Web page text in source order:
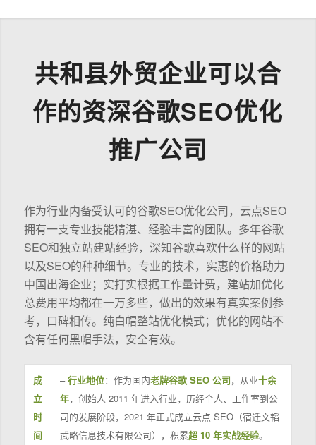
共和县外贸企业可以合
作的资深谷歌SEO优化
推广公司
作为行业内备受认可的谷歌SEO优化公司，云点SEO
拥有一支专业技能精湛、经验丰富的团队。多年谷歌
SEO和独立站建站经验，深知谷歌喜欢什么样的网站
以及SEO的种种细节。专业的技术，实惠的价格助力
中国出海企业；实打实根据工作量计费，建站加优化
总费用平均都在一万多些，做出的效果有真实案例参
考，口碑相传。纯白帽整站优化模式；优化的网站不
含有任何黑帽手法，安全有效。
成
立
时
间
–行业地位：作为国内老牌谷歌 SEO 公司，从业十余
年，创始人 2011 年进入行业，历经个人、工作室到公
司的发展阶段，2021 年正式成立云点 SEO（宿迁文韬
武略信息技术有限公司），积累超 10 年实战经验。